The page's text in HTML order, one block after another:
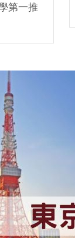
第一推